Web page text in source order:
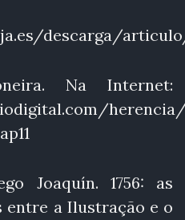
descarga/articulo/
Na Internet:
herencia/
Joaquín. 1756: as
entre a Ilustração e o